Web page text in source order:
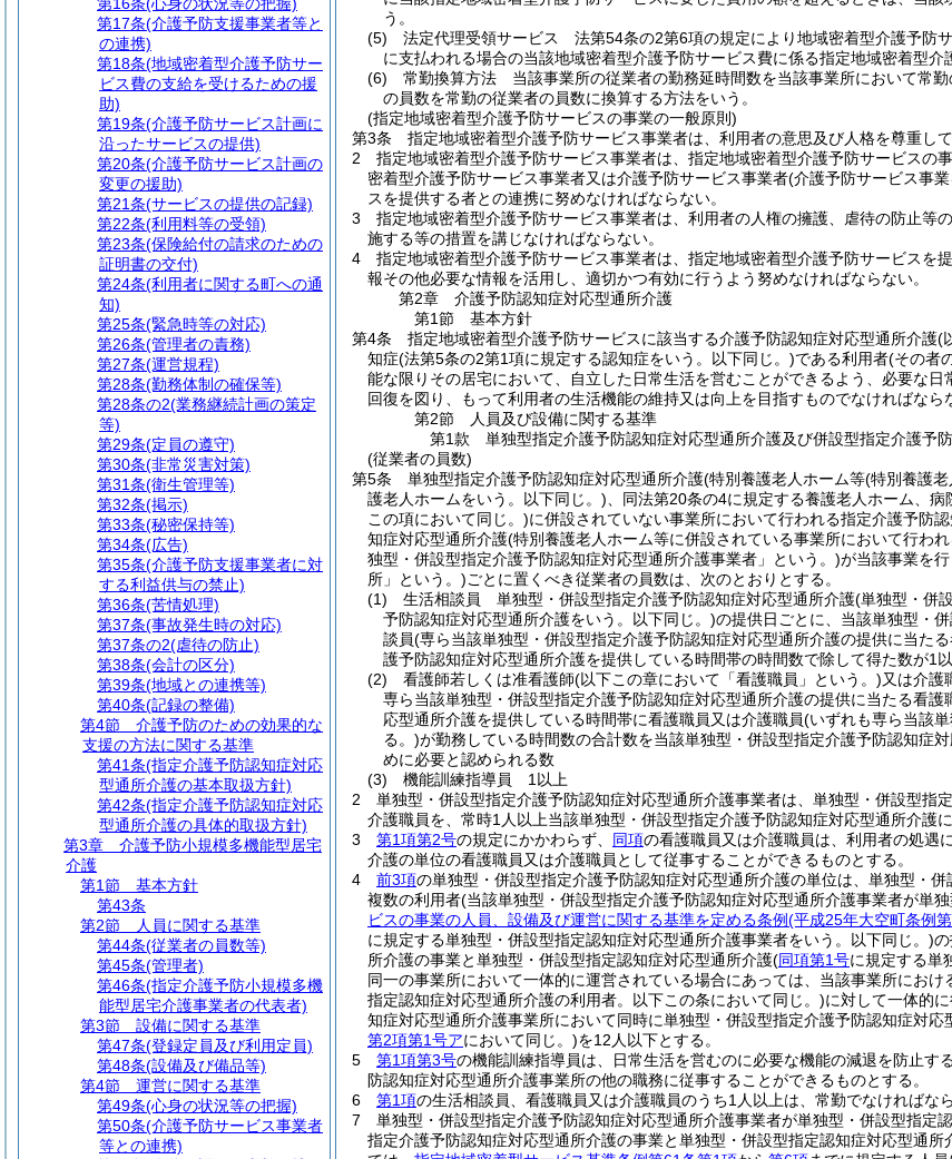
う。
(5)
法定代理受領サービス 法第54条の2第6項の規定により地域密着型介護予防
に支払われる場合の当該地域密着型介護予防サービス費に係る指定地域密着型介
(6)
常勤換算方法 当該事業所の従業者の勤務延時間数を当該事業所において常
の員数を常勤の従業者の員数に換算する方法をいう。
(指定地域密着型介護予防サービスの事業の一般原則)
第3条
指定地域密着型介護予防サービス事業者は、利用者の意思及び人格を尊重し
2
指定地域密着型介護予防サービス事業者は、指定地域密着型介護予防サービス
密着型介護予防サービス事業者又は介護予防サービス事業者(介護予防サービス事
スを提供する者との連携に努めなければならない。
3
指定地域密着型介護予防サービス事業者は、利用者の人権の擁護、虐待の防止
施する等の措置を講じなければならない。
4
指定地域密着型介護予防サービス事業者は、指定地域密着型介護予防サービス
報その他必要な情報を活用し、適切かつ有効に行うよう努めなければならない。
第2章
介護予防認知症対応型通所介護
第1節
基本方針
第4条
指定地域密着型介護予防サービスに該当する介護予防認知症対応型通所介護(
知症(法第5条の2第1項に規定する認知症をいう。以下同じ。)である利用者(その者
能な限りその居宅において、自立した日常生活を営むことができるよう、必要な
回復を図り、もって利用者の生活機能の維持又は向上を目指すものでなければなら
第2節
人員及び設備に関する基準
第1款
単独型指定介護予防認知症対応型通所介護及び併設型指定介護予
(従業者の員数)
第5条
単独型指定介護予防認知症対応型通所介護(特別養護老人ホーム等(特別養護老
護老人ホームをいう。以下同じ。) 、同法第20条の4に規定する養護老人ホーム、
この項において同じ。)に併設されていない事業所において行われる指定介護予防
知症対応型通所介護(特別養護老人ホーム等に併設されている事業所において行わ
独型・併設型指定介護予防認知症対応型通所介護事業者」という。)が当該事業を
所」という。)ごとに置くべき従業者の員数は、次のとおりとする。
(1)
生活相談員 単独型・併設型指定介護予防認知症対応型通所介護(単独型・併
予防認知症対応型通所介護をいう。以下同じ。)の提供日ごとに、当該単独型・
談員(専ら当該単独型・併設型指定介護予防認知症対応型通所介護の提供に当た
護予防認知症対応型通所介護を提供している時間帯の時間数で除して得た数が1
(2)
看護師若しくは准看護師(以下この章において「看護職員」という。)又は介護
専ら当該単独型・併設型指定介護予防認知症対応型通所介護の提供に当たる看
応型通所介護を提供している時間帯に看護職員又は介護職員(いずれも専ら当該
る。)が勤務している時間数の合計数を当該単独型・併設型指定介護予防認知症
めに必要と認められる数
(3)
機能訓練指導員 1以上
2
単独型・併設型指定介護予防認知症対応型通所介護事業者は、単独型・併設型指
介護職員を、常時1人以上当該単独型・併設型指定介護予防認知症対応型通所介護
3
第1項第2号の規定にかかわらず、 同項の看護職員又は介護職員は、利用者の処遇
介護の単位の看護職員又は介護職員として従事することができるものとする。
4
前3項の単独型・併設型指定介護予防認知症対応型通所介護の単位は、単独型・
複数の利用者(当該単独型・併設型指定介護予防認知症対応型通所介護事業者が単
ビスの事業の人員、設備及び運営に関する基準を定める条例(平成25年大空町条例
に規定する単独型・併設型指定認知症対応型通所介護事業者をいう。以下同じ。)
所介護の事業と単独型・併設型指定認知症対応型通所介護(同項第1号に規定する単
同一の事業所において一体的に運営されている場合にあっては、当該事業所にお
指定認知症対応型通所介護の利用者。以下この条において同じ。)に対して一体的
知症対応型通所介護事業所において同時に単独型・併設型指定介護予防認知症対
第2項第1号アにおいて同じ。)を12人以下とする。
5
第1項第3号の機能訓練指導員は、日常生活を営むのに必要な機能の減退を防止
防認知症対応型通所介護事業所の他の職務に従事することができるものとする。
6
第1項の生活相談員、看護職員又は介護職員のうち1人以上は、常勤でなければなら
7
単独型・併設型指定介護予防認知症対応型通所介護事業者が単独型・併設型指
指定介護予防認知症対応型通所介護の事業と単独型・併設型指定認知症対応型通
第17条(介護予防支援事業者等と
の連携)
第18条(地域密着型介護予防サー
ビス費の支給を受けるための援
助)
第19条(介護予防サービス計画に
沿ったサービスの提供)
第20条(介護予防サービス計画の
変更の援助)
第21条(サービスの提供の記録)
第22条(利用料等の受領)
第23条(保険給付の請求のための
証明書の交付)
第24条(利用者に関する町への通
知)
第25条(緊急時等の対応)
第26条(管理者の責務)
第27条(運営規程)
第28条(勤務体制の確保等)
第28条の2(業務継続計画の策定
等)
第29条(定員の遵守)
第30条(非常災害対策)
第31条(衛生管理等)
第32条(掲示)
第33条(秘密保持等)
第34条(広告)
第35条(介護予防支援事業者に対
する利益供与の禁止)
第36条(苦情処理)
第37条(事故発生時の対応)
第37条の2(虐待の防止)
第38条(会計の区分)
第39条(地域との連携等)
第40条(記録の整備)
第4節
介護予防のための効果的な
支援の方法に関する基準
第41条(指定介護予防認知症対応
型通所介護の基本取扱方針)
第42条(指定介護予防認知症対応
型通所介護の具体的取扱方針)
第3章
介護予防小規模多機能型居宅
介護
第1節
基本方針
第43条
第2節
人員に関する基準
第44条(従業者の員数等)
第45条(管理者)
第46条(指定介護予防小規模多機
能型居宅介護事業者の代表者)
第3節
設備に関する基準
第47条(登録定員及び利用定員)
第48条(設備及び備品等)
第4節
運営に関する基準
第49条(心身の状況等の把握)
第50条(介護予防サービス事業者
等との連携)